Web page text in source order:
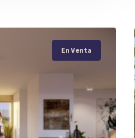
En Venta
En Venta
En Venta